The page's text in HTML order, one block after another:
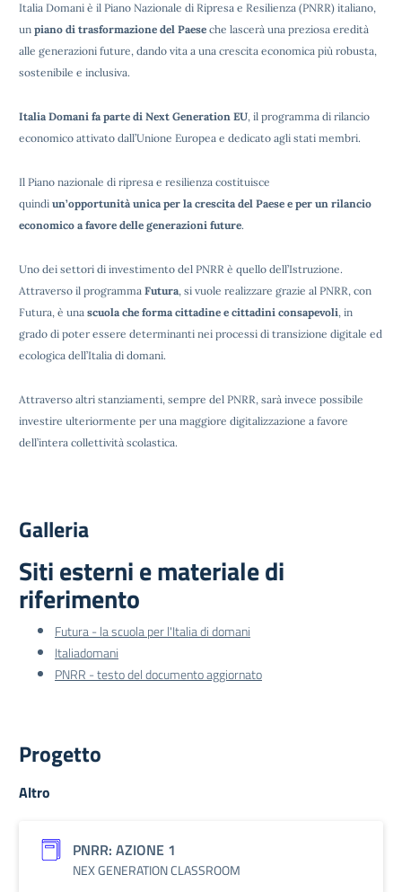
Italia Domani è il Piano Nazionale di Ripresa e Resilienza (PNRR) italiano,
un piano di trasformazione del Paese che lascerà una preziosa eredità
alle generazioni future, dando vita a una crescita economica più robusta,
sostenibile e inclusiva.
Italia Domani fa parte di Next Generation EU, il programma di rilancio
economico attivato dall’Unione Europea e dedicato agli stati membri.
Il Piano nazionale di ripresa e resilienza costituisce
quindi un’opportunità unica per la crescita del Paese e per un rilancio
economico a favore delle generazioni future.
Uno dei settori di investimento del PNRR è quello dell’Istruzione.
Attraverso il programma Futura, si vuole realizzare grazie al PNRR, con
Futura, è una scuola che forma cittadine e cittadini consapevoli, in
grado di poter essere determinanti nei processi di transizione digitale ed
ecologica dell’Italia di domani.
Attraverso altri stanziamenti, sempre del PNRR, sarà invece possibile
investire ulteriormente per una maggiore digitalizzazione a favore
dell’intera collettività scolastica.
Galleria
Siti esterni e materiale di
riferimento
Futura - la scuola per l'Italia di domani
Italiadomani
PNRR - testo del documento aggiornato
Progetto
Altro
PNRR: AZIONE 1
NEX GENERATION CLASSROOM